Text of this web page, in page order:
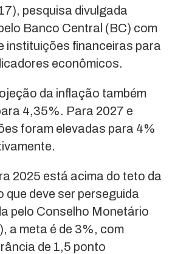
pesquisa divulgada
Banco Central (BC) com
instituições financeiras para
econômicos.
da inflação também
4,35%. Para 2027 e
foram elevadas para 4%
2025 está acima do teto da
que deve ser perseguida
pelo Conselho Monetário
a meta é de 3%, com
de 1,5 ponto